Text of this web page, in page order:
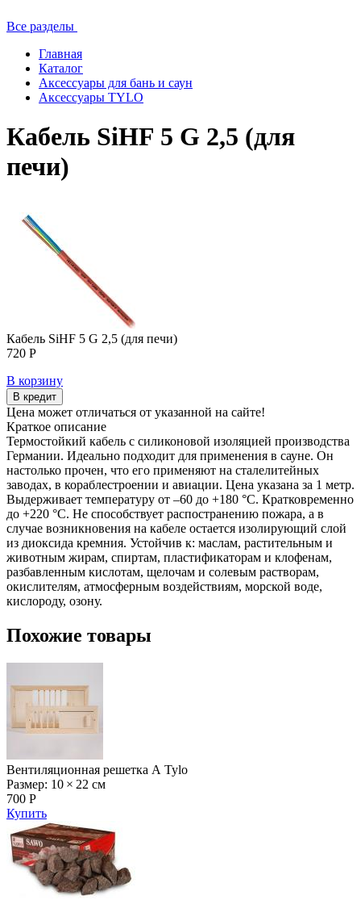
Все разделы
Главная
Каталог
Аксессуары для бань и саун
Аксессуары TYLO
Кабель SiHF 5 G 2,5 (для
печи)
Кабель SiHF 5 G 2,5 (для печи)
720 Р
В корзину
В кредит
Цена может отличаться от указанной на сайте!
Краткое описание
Термостойкий кабель с силиконовой изоляцией производства
Германии. Идеально подходит для применения в сауне. Он
настолько прочен, что его применяют на сталелитейных
заводах, в кораблестроении и авиации. Цена указана за 1 метр.
Выдерживает температуру от –60 до +180 °C. Кратковременно
до +220 °C. Не способствует распостранению пожара, а в
случае возникновения на кабеле остается изолирующий слой
из диоксида кремния. Устойчив к: маслам, растительным и
животным жирам, спиртам, пластификаторам и клофенам,
разбавленным кислотам, щелочам и солевым растворам,
окислителям, атмосферным воздействиям, морской воде,
кислороду, озону.
Похожие товары
Вентиляционная решетка А Tylo
Размер: 10 × 22 см
700 Р
Купить